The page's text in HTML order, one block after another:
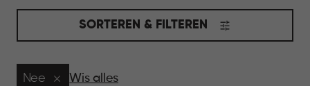
praktische voorraadbussen zorgen voor overzicht in je
kasten en handige meeneemoplossingen maken het
eenvoudig om je favoriete gerechten overal mee
keuken compleet.
SORTEREN & FILTEREN
Nee Wis alles